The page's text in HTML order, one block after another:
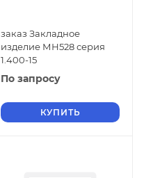
заказ Закладное
изделие МН528 серия
1.400-15
По запросу
КУПИТЬ